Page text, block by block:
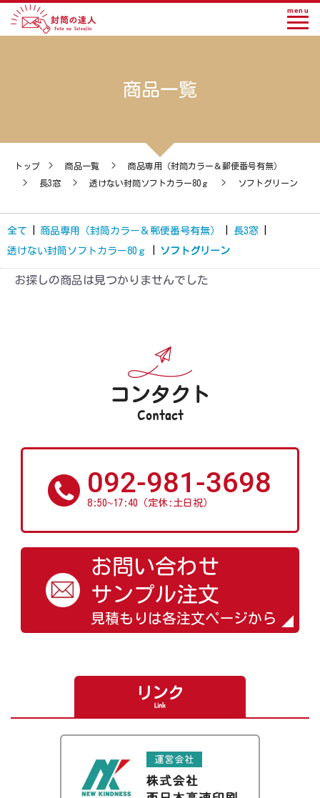
menu
商品一覧
トップ > 商品一覧 >
商品専用（封筒カラー＆郵便番号有無）
>
長3窓 > 透けない封筒ソフトカラー80ｇ > ソフトグリーン
全て 商品専用（封筒カラー＆郵便番号有無） 長3窓
透けない封筒ソフトカラー80ｇ
ソフトグリーン
お探しの商品は見つかりませんでした
コンタクト
Contact
092-981-3698
8:50~17:40（定休:土日祝）
お問い合わせ
サンプル注文
見積もりは各注文ページから
リンク
Link